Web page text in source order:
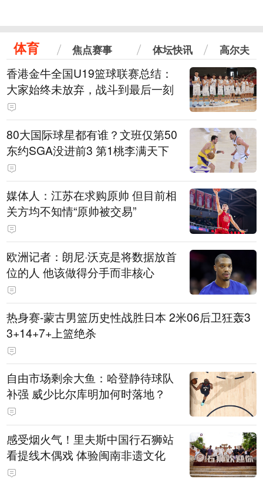
体育 焦点赛事 体坛快讯 高尔夫
香港金牛全国U19篮球联赛总结：
大家始终未放弃，战斗到最后一刻
80大国际球星都有谁？文班仅第50
东约SGA没进前3 第1桃李满天下
媒体人：江苏在求购原帅 但目前相
关方均不知情“原帅被交易”
欧洲记者：朗尼·沃克是将数据放首
位的人 他该做得分手而非核心
热身赛-蒙古男篮历史性战胜日本 2米06后卫狂轰3
3+14+7+上篮绝杀
自由市场剩余大鱼：哈登静待球队
补强 威少比尔库明加何时落地？
感受烟火气！里夫斯中国行石狮站
看提线木偶戏 体验闽南非遗文化